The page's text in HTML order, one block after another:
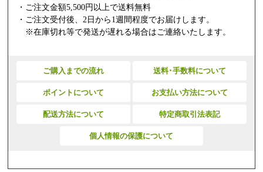
・ご注文金額5,500円以上で送料無料
・ご注文受付後、2日から1週間程度でお届けします。
※在庫切れ等で発送が遅れる場合はご連絡いたします。
ご購入までの流れ 送料･手数料について
ポイントについて お支払い方法について
配送方法について 特定商取引法表記
個人情報の保護について